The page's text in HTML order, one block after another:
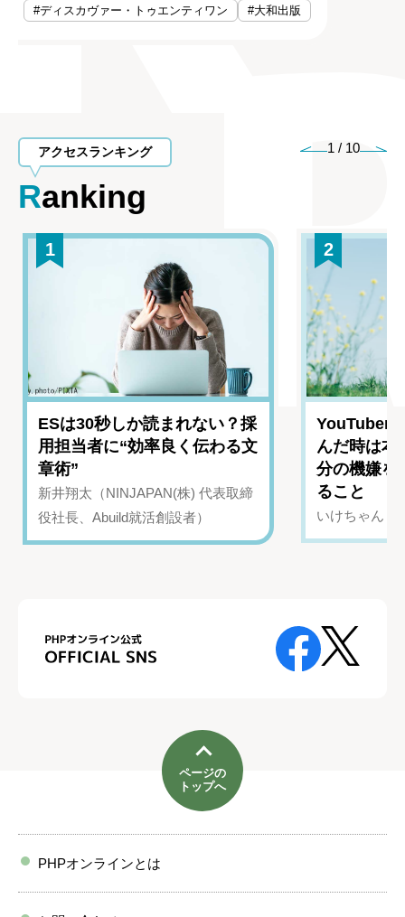
#ディスカヴァー・トゥエンティワン
#大和出版
アクセスランキング
Ranking
1 / 10
1
ESは30秒しか読まれない？採
用担当者に“効率良く伝わる文
章術”
新井翔太（NINJAPAN(株) 代表取締
役社長、Abuild就活創設者）
2
YouTuber
んだ時は
分の機嫌を
ること
いけちゃん（
ページの
トップへ
PHPオンラインとは